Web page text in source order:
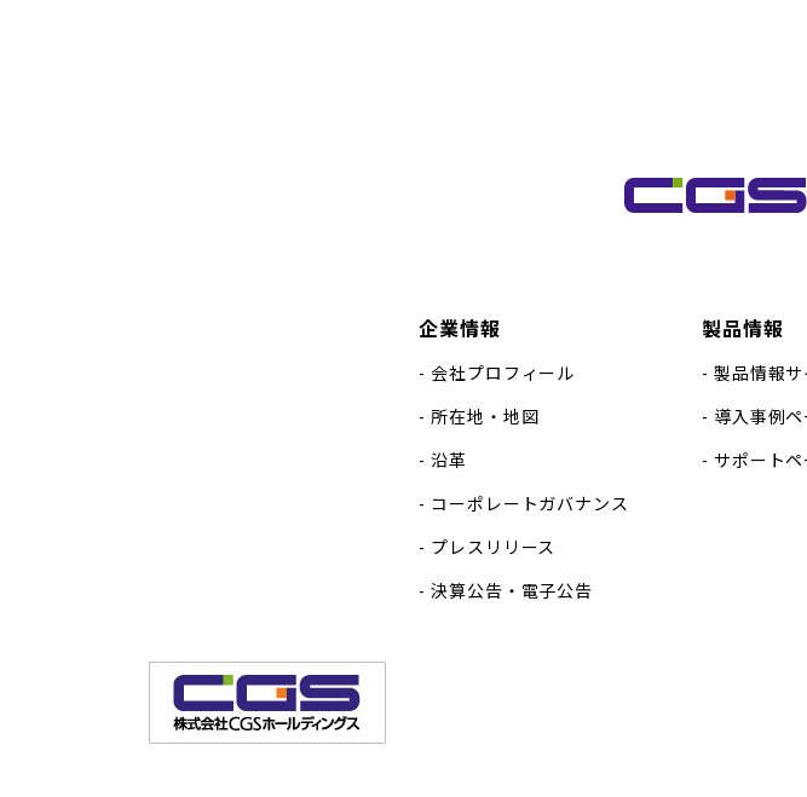
企業情報
会社プロフィール
所在地・地図
沿革
コーポレートガバナンス
プレスリリース
決算公告・電子公告
製品情報
製品情報
導入事例
サポート